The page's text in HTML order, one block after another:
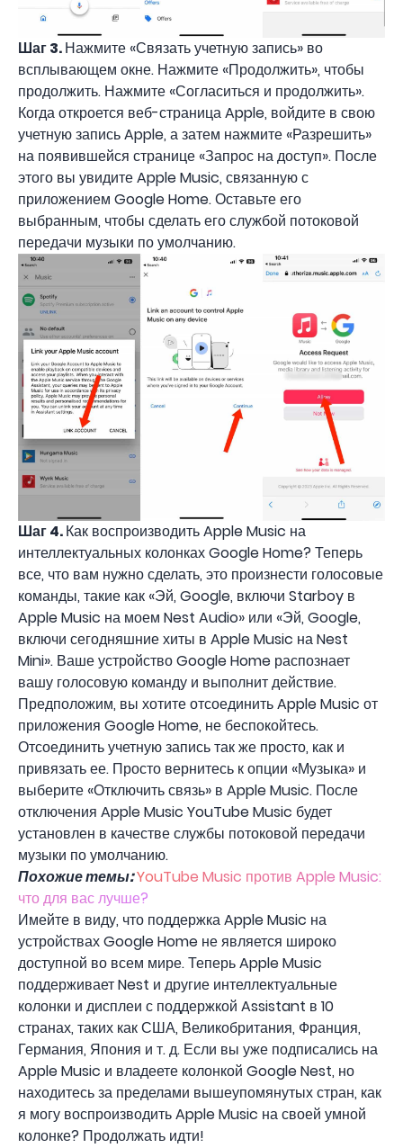
Шаг 3.Нажмите «Связать учетную запись» во
всплывающем окне. Нажмите «Продолжить», чтобы
продолжить. Нажмите «Согласиться и продолжить».
Когда откроется веб-страница Apple, войдите в свою
учетную запись Apple, а затем нажмите «Разрешить»
на появившейся странице «Запрос на доступ». После
этого вы увидите Apple Music, связанную с
приложением Google Home. Оставьте его
выбранным, чтобы сделать его службой потоковой
передачи музыки по умолчанию.
Шаг 4.Как воспроизводить Apple Music на
интеллектуальных колонках Google Home? Теперь
все, что вам нужно сделать, это произнести голосовые
команды, такие как «Эй, Google, включи Starboy в
Apple Music на моем Nest Audio» или «Эй, Google,
включи сегодняшние хиты в Apple Music на Nest
Mini». Ваше устройство Google Home распознает
вашу голосовую команду и выполнит действие.
Предположим, вы хотите отсоединить Apple Music от
приложения Google Home, не беспокойтесь.
Отсоединить учетную запись так же просто, как и
привязать ее. Просто вернитесь к опции «Музыка» и
выберите «Отключить связь» в Apple Music. После
отключения Apple Music YouTube Music будет
установлен в качестве службы потоковой передачи
музыки по умолчанию.
Похожие темы:YouTube Music против Apple Music:
что для вас лучше?
Имейте в виду, что поддержка Apple Music на
устройствах Google Home не является широко
доступной во всем мире. Теперь Apple Music
поддерживает Nest и другие интеллектуальные
колонки и дисплеи с поддержкой Assistant в 10
странах, таких как США, Великобритания, Франция,
Германия, Япония и т. д. Если вы уже подписались на
Apple Music и владеете колонкой Google Nest, но
находитесь за пределами вышеупомянутых стран, как
я могу воспроизводить Apple Music на своей умной
колонке? Продолжать идти!